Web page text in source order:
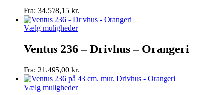
Mulighederne
kan
vælges
varesiden
Fra: 34.578,15 kr.
Vælg mulighederDette
har
flere
Mulighederne
kan
vælges
Ventus 236 – Drivhus – Orangeri
Fra: 21.495,00 kr.
Vælg mulighederDette